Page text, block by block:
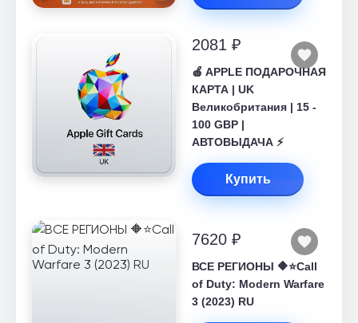
2081 ₽
🍎 APPLE ПОДАРОЧНАЯ
КАРТА | UK
Великобритания | 15 -
100 GBP |
АВТОВЫДАЧА ⚡️
Купить
7620 ₽
ВСЕ РЕГИОНЫ 🔶⭐Call
of Duty: Modern Warfare
3 (2023) RU